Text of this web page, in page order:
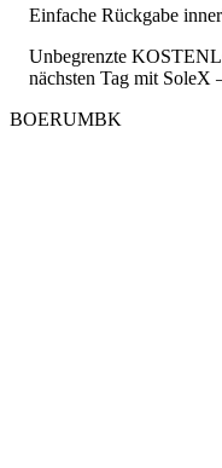
Einfache Rückgabe
Unbegrenzte
nächsten Tag mit SoleX
BOERUMBK